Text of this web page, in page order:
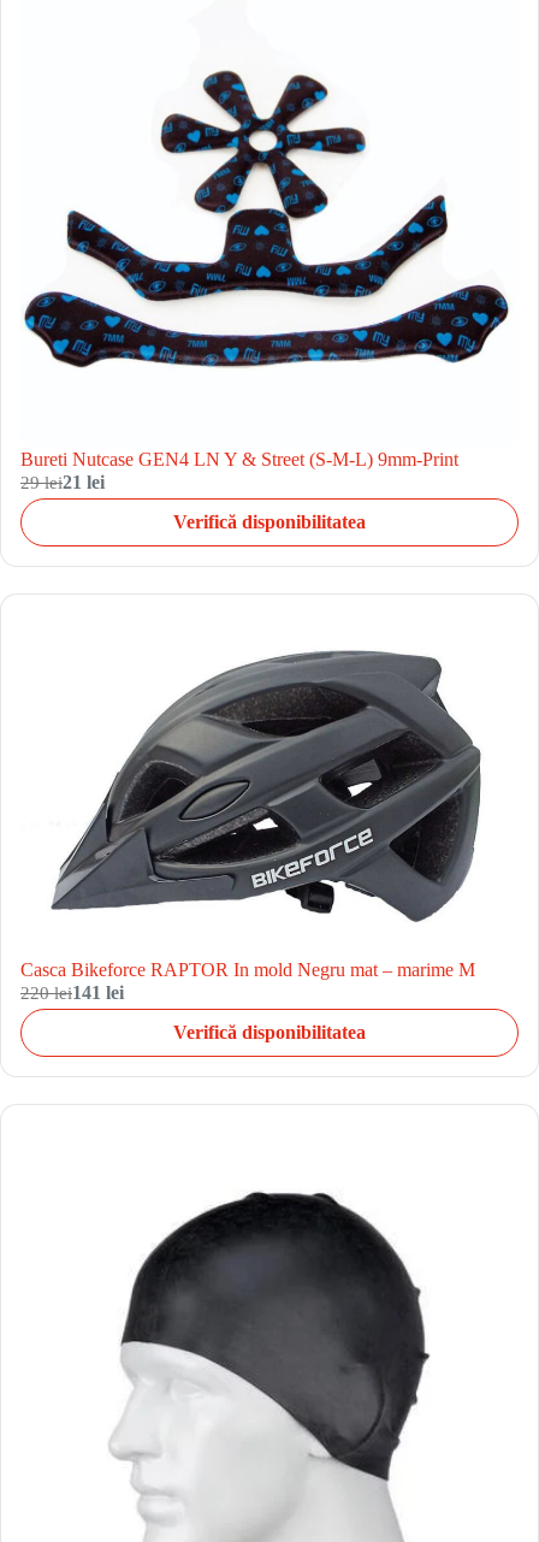
Bureti Nutcase GEN4 LN Y & Street (S-M-L) 9mm-Print
29 lei21 lei
Verifică disponibilitatea
Casca Bikeforce RAPTOR In mold Negru mat – marime M
220 lei141 lei
Verifică disponibilitatea